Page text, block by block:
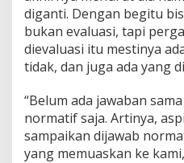
diganti. Dengan begitu
bukan evaluasi, tapi
dievaluasi itu mestinya
tidak, dan juga ada yang
“Belum ada jawaban
normatif saja. Artinya,
sampaikan dijawab
yang memuaskan ke